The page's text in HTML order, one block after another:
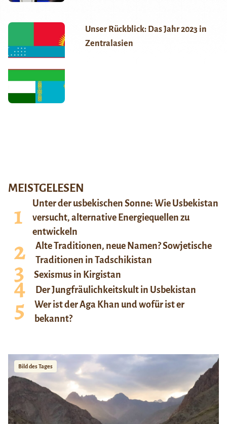
Unser Rückblick: Das Jahr 2023 in
Zentralasien
MEISTGELESEN
Unter der usbekischen Sonne: Wie Usbekistan
versucht, alternative Energiequellen zu
entwickeln
Alte Traditionen, neue Namen? Sowjetische
Traditionen in Tadschikistan
Sexismus in Kirgistan
Der Jungfräulichkeitskult in Usbekistan
Wer ist der Aga Khan und wofür ist er
bekannt?
Bild des Tages